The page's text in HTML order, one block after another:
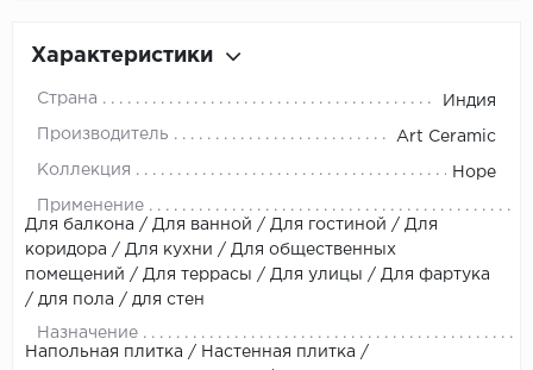
Характеристики
Страна Индия
Производитель Art Ceramic
Коллекция Hope
Применение
Для балкона / Для ванной / Для гостиной / Для
коридора / Для кухни / Для общественных
помещений / Для террасы / Для улицы / Для фартука
/ для пола / для стен
Назначение
Напольная плитка / Настенная плитка /